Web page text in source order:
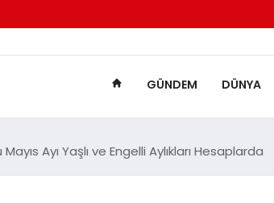
GÜNDEM DÜNYA
Ayı Yaşlı ve Engelli Aylıkları Hesaplarda